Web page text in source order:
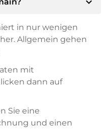
in nur wenigen
Allgemein gehen
mit
dann auf
Sie eine
und einen